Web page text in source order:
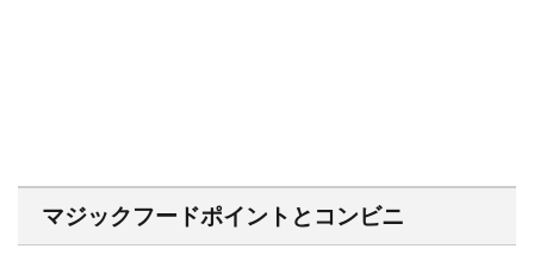
マジックフードポイントとコンビニ